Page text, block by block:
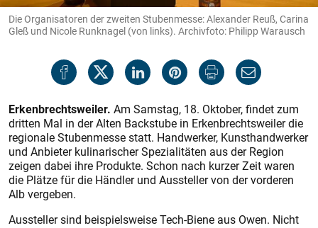
Die Organisatoren der zweiten Stubenmesse: Alexander Reuß, Carina
Gleß und Nicole Runknagel (von links). Archivfoto: Philipp Warausch
Erkenbrechtsweiler. Am Samstag, 18. Oktober, findet zum
dritten Mal in der Alten Backstube in Erkenbrechtsweiler die
regionale Stubenmesse statt. Handwerker, Kunsthandwerker
und Anbieter kulinarischer Spezialitäten aus der Region
zeigen dabei ihre Produkte. Schon nach kurzer Zeit waren
die Plätze für die Händler und Aussteller von der vorderen
Alb vergeben.
Aussteller sind beispielsweise Tech-Biene aus Owen. Nicht